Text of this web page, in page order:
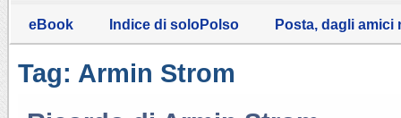
eBook Indice di soloPolso Posta, dagli amici
Tag: Armin Strom